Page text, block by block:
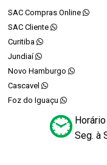
SAC Compras Online
SAC Cliente
Curitiba
Jundiaí
Novo Hamburgo
Cascavel
Foz do Iguaçu
Seg. à